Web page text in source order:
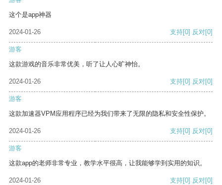
这个是app神器
2024-01-26 支持[0] 反对[0]
游客
这款游戏的音乐非常优美，听了让人心旷神怡。
2024-01-26 支持[0] 反对[0]
游客
这款加速器VPM应用程序已经为我们带来了无限的隐私和安全性保护。
2024-01-26 支持[0] 反对[0]
游客
这款app的老师非常专业，教学水平很高，让我能够学到实用的知识。
2024-01-26 支持[0] 反对[0]